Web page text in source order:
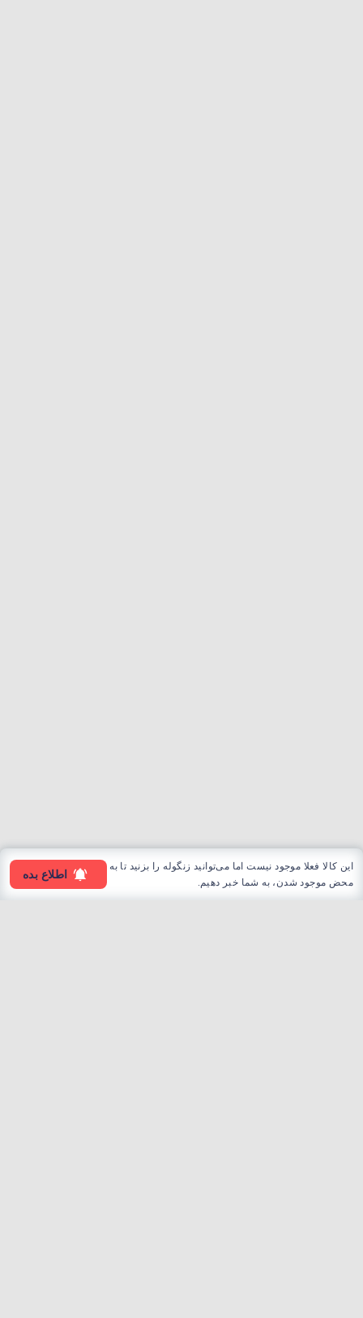
این کالا فعلا موجود نیست اما می‌توانید زنگوله را بزنید تا به
محض موجود شدن، به شما خبر دهیم.
اطلاع بده